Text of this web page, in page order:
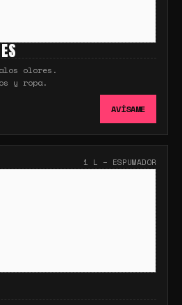
olores.
y ropa.
AVÍSAME
1 L – ESPUMADOR